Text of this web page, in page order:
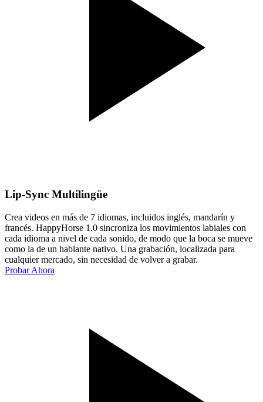
Lip-Sync Multilingüe
Crea videos en más de 7 idiomas, incluidos inglés, mandarín y
francés. HappyHorse 1.0 sincroniza los movimientos labiales con
cada idioma a nivel de cada sonido, de modo que la boca se mueve
como la de un hablante nativo. Una grabación, localizada para
cualquier mercado, sin necesidad de volver a grabar.
Probar Ahora